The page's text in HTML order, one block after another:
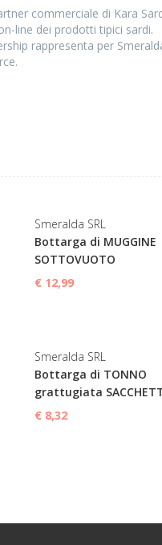
commerciale di Kara
line dei prodotti tipici sardi.
rappresenta per
Smeralda SRL
Bottarga di MUGGINE
SOTTOVUOTO
€ 12,99
Smeralda SRL
Bottarga di TONNO
grattugiata
€ 8,32